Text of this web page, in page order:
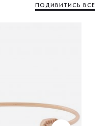
ПОДИВИТИСЬ ВСЕ